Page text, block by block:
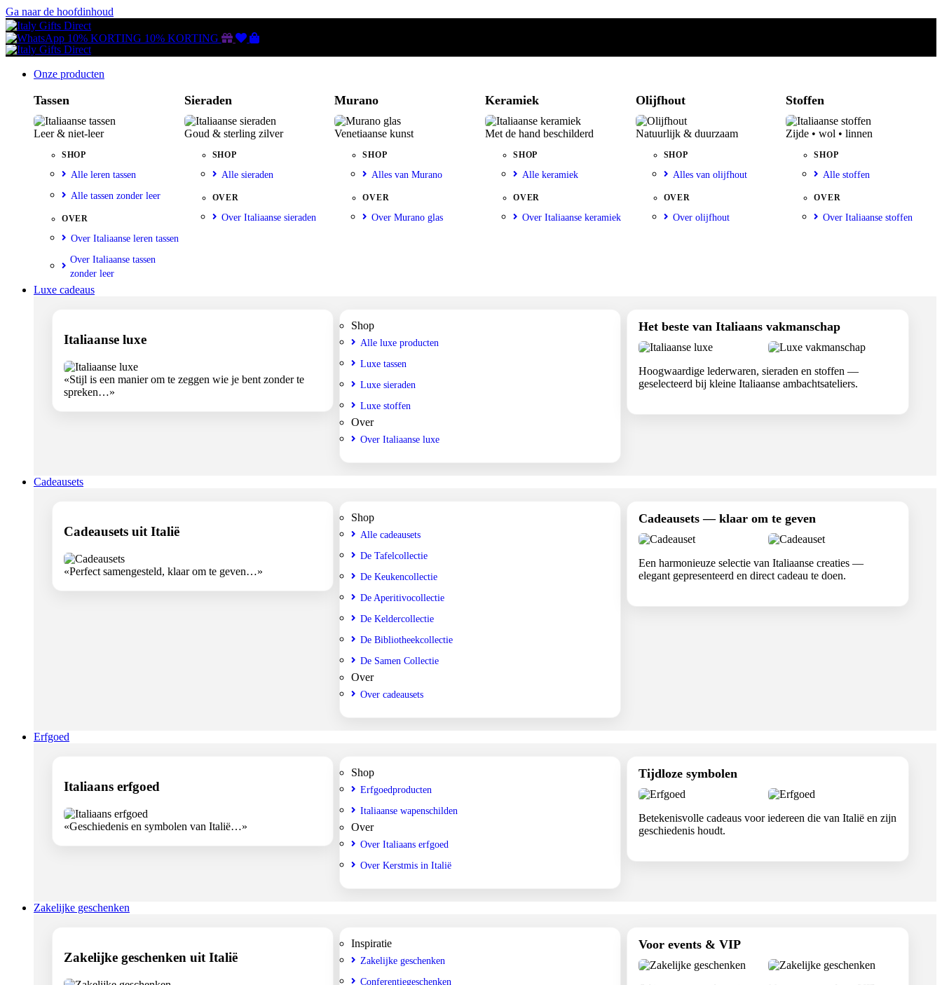
Ga naar de hoofdinhoud
10% KORTING 10% KORTING Gutscheine
Wunschliste
Warenkorb
Onze producten
Tassen
Leer & niet-leer
SHOP
Alle leren tassen
Alle tassen zonder leer
OVER
Over Italiaanse leren tassen
Over Italiaanse tassen
zonder leer
Sieraden
Goud & sterling zilver
SHOP
Alle sieraden
OVER
Over Italiaanse sieraden
Murano
Venetiaanse kunst
SHOP
Alles van Murano
OVER
Over Murano glas
Keramiek
Met de hand beschilderd
SHOP
Alle keramiek
OVER
Over Italiaanse keramiek
Olijfhout
Natuurlijk & duurzaam
SHOP
Alles van olijfhout
OVER
Over olijfhout
Stoffen
Zijde • wol • linnen
SHOP
Alle stoffen
OVER
Over Italiaanse stoffen
Luxe cadeaus
Italiaanse luxe
«Stijl is een manier om te zeggen wie je bent zonder te
spreken…»
Shop
Alle luxe producten
Luxe tassen
Luxe sieraden
Luxe stoffen
Over
Over Italiaanse luxe
Het beste van Italiaans vakmanschap
Hoogwaardige lederwaren, sieraden en stoffen —
geselecteerd bij kleine Italiaanse ambachtsateliers.
Cadeausets
Cadeausets uit Italië
«Perfect samengesteld, klaar om te geven…»
Shop
Alle cadeausets
De Tafelcollectie
De Keukencollectie
De Aperitivocollectie
De Keldercollectie
De Bibliotheekcollectie
De Samen Collectie
Over
Over cadeausets
Cadeausets — klaar om te geven
Een harmonieuze selectie van Italiaanse creaties —
elegant gepresenteerd en direct cadeau te doen.
Erfgoed
Italiaans erfgoed
«Geschiedenis en symbolen van Italië…»
Shop
Erfgoedproducten
Italiaanse wapenschilden
Over
Over Italiaans erfgoed
Over Kerstmis in Italië
Tijdloze symbolen
Betekenisvolle cadeaus voor iedereen die van Italië en zijn
geschiedenis houdt.
Zakelijke geschenken
Zakelijke geschenken uit Italië
Inspiratie
Zakelijke geschenken
Conferentiegeschenken
Voor events & VIP